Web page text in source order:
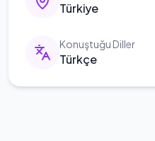
Türkiye
Konuştuğu Diller
Türkçe